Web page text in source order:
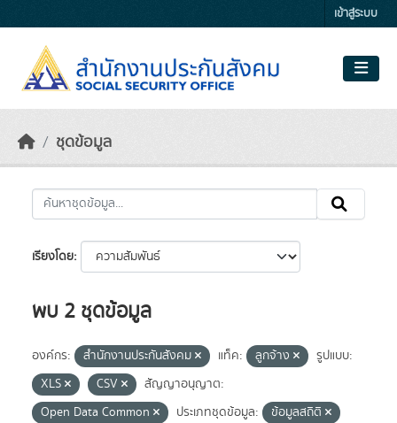
เข้าสู่ระบบ
ชุดข้อมูล
เรียงโดย
พบ 2 ชุดข้อมูล
องค์กร: สำนักงานประกันสังคม แท็ค: ลูกจ้าง
รูปแบบ:
XLS
CSV
สัญญาอนุญาต:
Open Data Common
ประเภทชุดข้อมูล:
ข้อมูลสถิติ